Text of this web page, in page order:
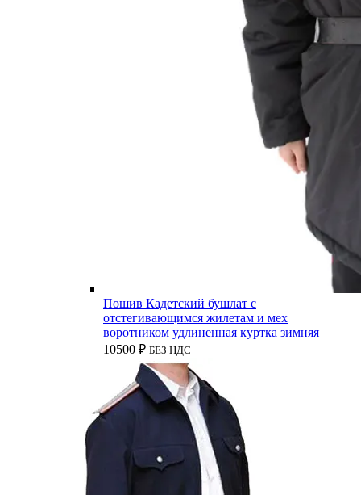
Пошив Кадетский бушлат с
отстегивающимся жилетам и мех
воротником удлиненная куртка зимняя
10500 ₽ БЕЗ НДС